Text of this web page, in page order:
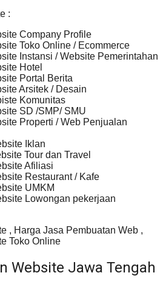
:
Company Profile
Toko Online / Ecommerce
Instansi / Website Pemerintahan
Hotel
Portal Berita
Arsitek / Desain
Komunitas
SD /SMP/ SMU
Properti / Web Penjualan
Iklan
Tour dan Travel
Afiliasi
Restaurant / Kafe
UMKM
Lowongan pekerjaan
, Harga Jasa Pembuatan Web ,
Toko Online
Website Jawa Tengah